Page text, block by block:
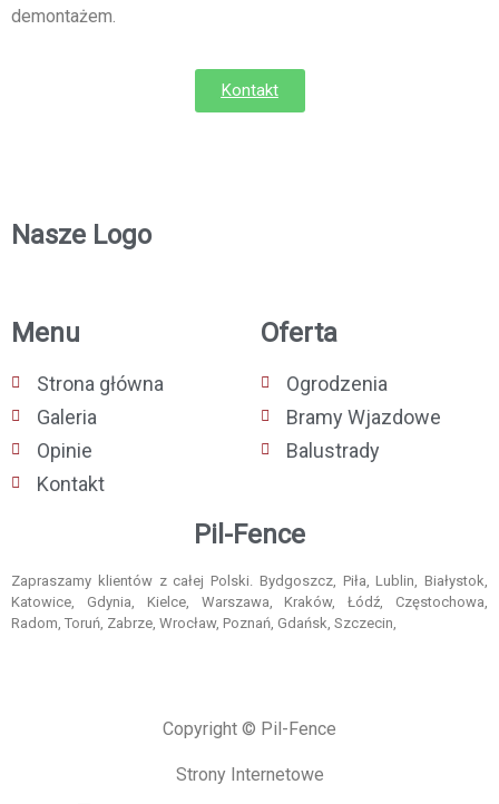
demontażem.
Kontakt
Nasze Logo
Menu
Strona główna
Galeria
Opinie
Kontakt
Oferta
Ogrodzenia
Bramy Wjazdowe
Balustrady
Pil-Fence
Zapraszamy klientów z całej Polski. Bydgoszcz, Piła, Lublin, Białystok,
Katowice, Gdynia, Kielce, Warszawa, Kraków, Łódź, Częstochowa,
Radom, Toruń, Zabrze, Wrocław, Poznań, Gdańsk, Szczecin,
Copyright © Pil-Fence
Strony Internetowe